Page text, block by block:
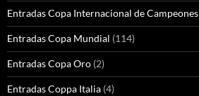
Entradas Copa Internacional de Campeones
Entradas Copa Mundial (114)
Entradas Copa Oro (2)
Entradas Coppa Italia (4)